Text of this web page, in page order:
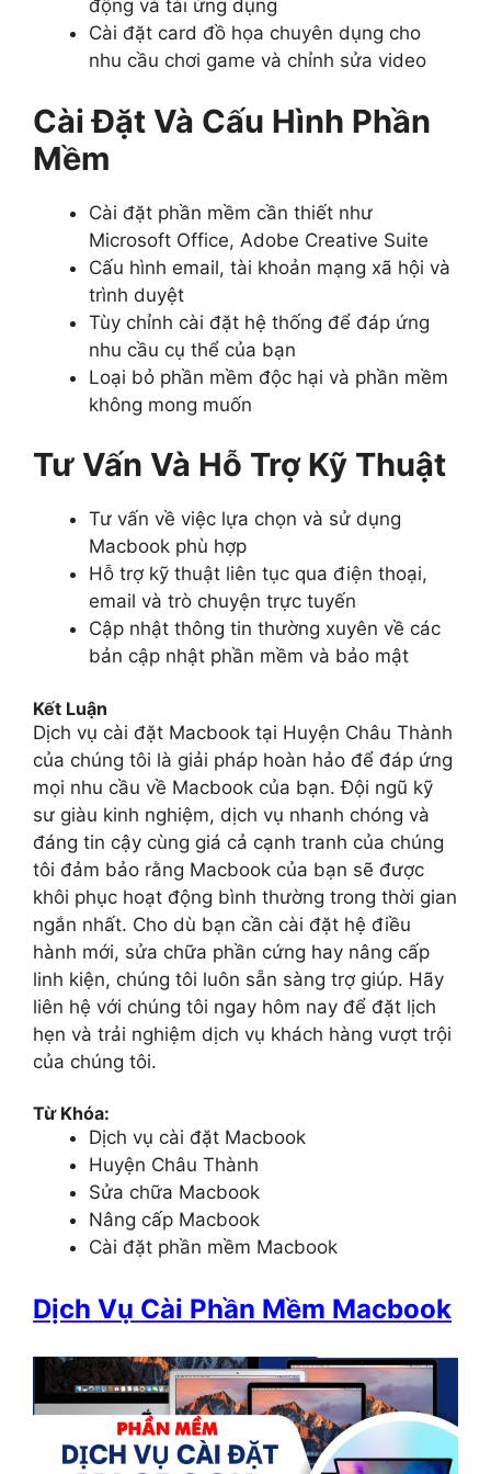
động và tải ứng dụng
Cài đặt card đồ họa chuyên dụng cho
nhu cầu chơi game và chỉnh sửa video
Cài Đặt Và Cấu Hình Phần
Mềm
Cài đặt phần mềm cần thiết như
Microsoft Office, Adobe Creative Suite
Cấu hình email, tài khoản mạng xã hội và
trình duyệt
Tùy chỉnh cài đặt hệ thống để đáp ứng
nhu cầu cụ thể của bạn
Loại bỏ phần mềm độc hại và phần mềm
không mong muốn
Tư Vấn Và Hỗ Trợ Kỹ Thuật
Tư vấn về việc lựa chọn và sử dụng
Macbook phù hợp
Hỗ trợ kỹ thuật liên tục qua điện thoại,
email và trò chuyện trực tuyến
Cập nhật thông tin thường xuyên về các
bản cập nhật phần mềm và bảo mật
Kết Luận
Dịch vụ cài đặt Macbook tại Huyện Châu Thành
của chúng tôi là giải pháp hoàn hảo để đáp ứng
mọi nhu cầu về Macbook của bạn. Đội ngũ kỹ
sư giàu kinh nghiệm, dịch vụ nhanh chóng và
đáng tin cậy cùng giá cả cạnh tranh của chúng
tôi đảm bảo rằng Macbook của bạn sẽ được
khôi phục hoạt động bình thường trong thời gian
ngắn nhất. Cho dù bạn cần cài đặt hệ điều
hành mới, sửa chữa phần cứng hay nâng cấp
linh kiện, chúng tôi luôn sẵn sàng trợ giúp. Hãy
liên hệ với chúng tôi ngay hôm nay để đặt lịch
hẹn và trải nghiệm dịch vụ khách hàng vượt trội
của chúng tôi.
Từ Khóa:
Dịch vụ cài đặt Macbook
Huyện Châu Thành
Sửa chữa Macbook
Nâng cấp Macbook
Cài đặt phần mềm Macbook
Dịch Vụ Cài Phần Mềm Macbook